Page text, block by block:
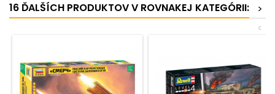
16 ĎALŠÍCH PRODUKTOV V ROVNAKEJ KATEGÓRII:
>
<